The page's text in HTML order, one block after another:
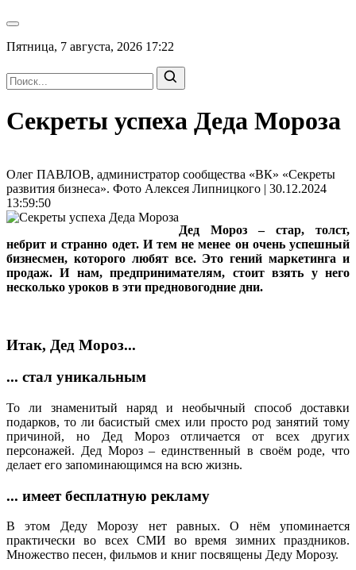
Пятница, 7 августа, 2026 17:22
Секреты успеха Деда Мороза
Олег ПАВЛОВ, администратор сообщества «ВК» «Секреты
развития бизнеса». Фото Алексея Липницкого | 30.12.2024
13:59:50
Дед Мороз – стар, толст,
небрит и странно одет. И тем не менее он очень успешный
бизнесмен, которого любят все. Это гений маркетинга и
продаж. И нам, предпринимателям, стоит взять у него
несколько уроков в эти предновогодние дни.
Итак, Дед Мороз...
... cтал уникальным
То ли знаменитый наряд и необычный способ доставки
подарков, то ли басистый смех или просто род занятий тому
причиной, но Дед Мороз отличается от всех других
персонажей. Дед Мороз – единственный в своём роде, что
делает его запоминающимся на всю жизнь.
... имеет бесплатную рекламу
В этом Деду Морозу нет равных. О нём упоминается
практически во всех СМИ во время зимних праздников.
Множество песен, фильмов и книг посвящены Деду Морозу.